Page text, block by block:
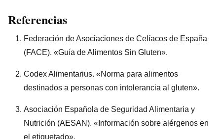
Referencias
Federación de Asociaciones de Celíacos de España
(FACE). «Guía de Alimentos Sin Gluten».
Codex Alimentarius. «Norma para alimentos
destinados a personas con intolerancia al gluten».
Asociación Española de Seguridad Alimentaria y
Nutrición (AESAN). «Información sobre alérgenos en
el etiquetado».